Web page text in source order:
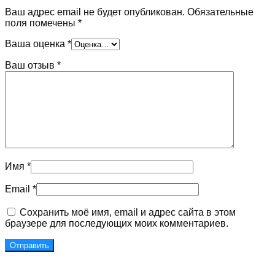
Ваш адрес email не будет опубликован. Обязательные
поля помечены *
Ваша оценка *
Ваш отзыв *
Имя *
Email *
Сохранить моё имя, email и адрес сайта в этом
браузере для последующих моих комментариев.